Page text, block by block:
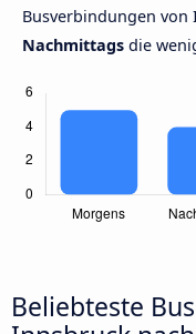
Busverbindungen von
Nachmittags die
Beliebteste